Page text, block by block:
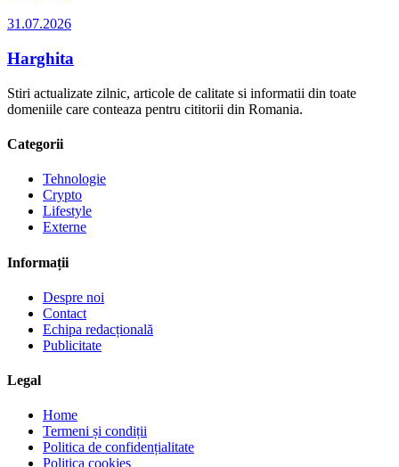
31.07.2026
Harghita
Stiri actualizate zilnic, articole de calitate si informatii din toate
domeniile care conteaza pentru cititorii din Romania.
Categorii
Tehnologie
Crypto
Lifestyle
Externe
Informații
Despre noi
Contact
Echipa redacțională
Publicitate
Legal
Home
Termeni și condiții
Politica de confidențialitate
Politica cookies